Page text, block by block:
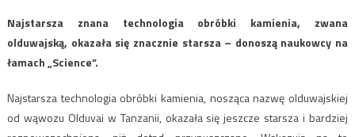
Najstarsza znana technologia obróbki kamienia, zwana
olduwajską, okazała się znacznie starsza – donoszą naukowcy na
łamach „Science”.
Najstarsza technologia obróbki kamienia, nosząca nazwę olduwajskiej
od wąwozu Olduvai w Tanzanii, okazała się jeszcze starsza i bardziej